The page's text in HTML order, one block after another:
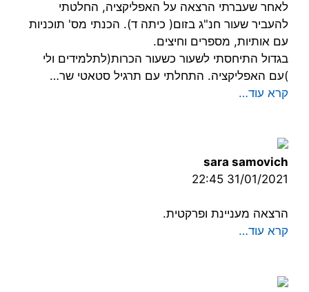
לאחר שעברתי הרצאה על האפליקציה, החלטתי
להעביר שעור חנ"ג בזום( כיתה ד). הכנתי מס' תוכניות
עם אותיות, מספרים וחיצים.
בגדול התיחסתי לשעור כשעור הכרות(לתלמידים ולי
)עם האפליקציה. התחלתי עם תרגיל סטאטי שר…
קרא עוד…
sara samovich
31/01/2021 22:45
הרצאה מעניינת ופרקטית.
קרא עוד…